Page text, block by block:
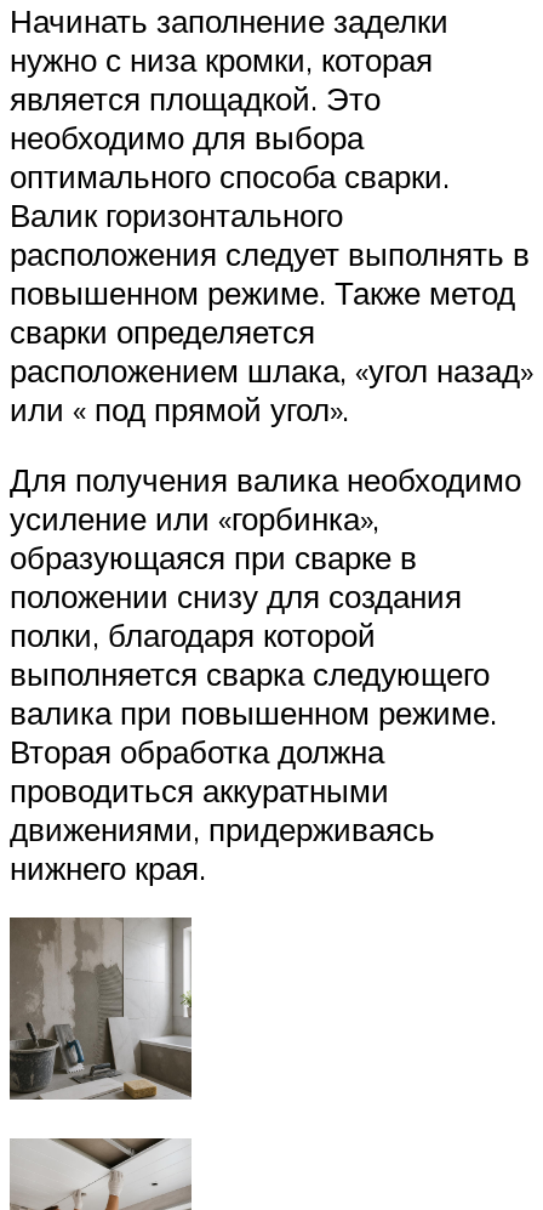
Начинать заполнение заделки
нужно с низа кромки, которая
является площадкой. Это
необходимо для выбора
оптимального способа сварки.
Валик горизонтального
расположения следует выполнять в
повышенном режиме. Также метод
сварки определяется
расположением шлака, «угол назад»
или « под прямой угол».
Для получения валика необходимо
усиление или «горбинка»,
образующаяся при сварке в
положении снизу для создания
полки, благодаря которой
выполняется сварка следующего
валика при повышенном режиме.
Вторая обработка должна
проводиться аккуратными
движениями, придерживаясь
нижнего края.